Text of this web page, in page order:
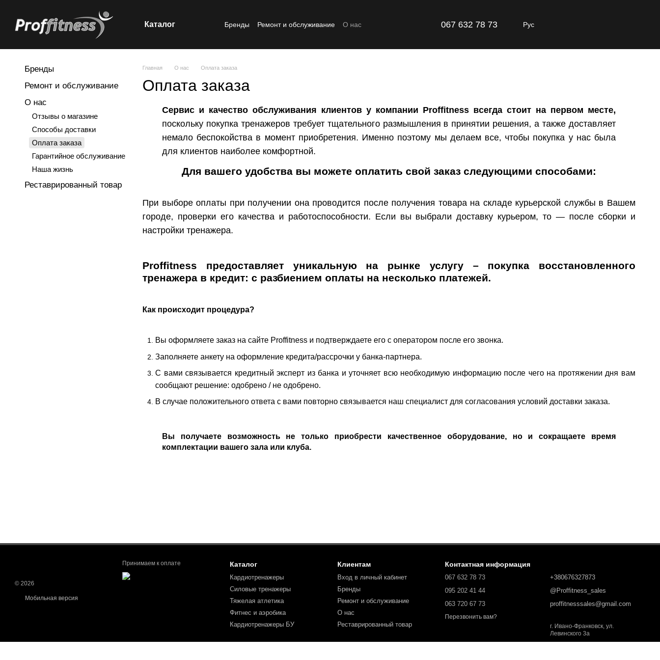
Каталог Бренды Ремонт и обслуживание
О нас
067 632 78 73 Рус
Главная О нас Оплата заказа
Оплата заказа
Сервис и качество обслуживания клиентов у компании Proffitness всегда стоит на первом месте,
поскольку покупка тренажеров требует тщательного размышления в принятии решения, а также доставляет
немало беспокойства в момент приобретения. Именно поэтому мы делаем все, чтобы покупка у нас была
для клиентов наиболее комфортной.
Для вашего удобства вы можете оплатить свой заказ следующими способами:
При выборе оплаты при получении она проводится после получения товара на складе курьерской службы в Вашем
городе, проверки его качества и работоспособности. Если вы выбрали доставку курьером, то — после сборки и
настройки тренажера.
Proffitness предоставляет уникальную на рынке услугу – покупка восстановленного
тренажера в кредит: с разбиением оплаты на несколько платежей.
Как происходит процедура?
Вы оформляете заказ на сайте Proffitness и подтверждаете его с оператором после его звонка.
Заполняете анкету на оформление кредита/рассрочки у банка-партнера.
С вами связывается кредитный эксперт из банка и уточняет всю необходимую информацию после чего на протяжении дня вам
сообщают решение: одобрено / не одобрено.
В случае положительного ответа с вами повторно связывается наш специалист для согласования условий доставки заказа.
Вы получаете возможность не только приобрести качественное оборудование, но и сокращаете время
комплектации вашего зала или клуба.
Бренды
Ремонт и обслуживание
О нас
Отзывы о магазине
Способы доставки
Оплата заказа
Гарантийное обслуживание
Наша жизнь
Реставрированный товар
© 2026
Мобильная версия
Принимаем к оплате Каталог
Кардиотренажеры
Силовые тренажеры
Тяжелая атлетика
Фитнес и аэробика
Кардиотренажеры БУ
Клиентам
Вход в личный кабинет
Бренды
Ремонт и обслуживание
О нас
Реставрированный товар
Контактная информация
067 632 78 73
095 202 41 44
063 720 67 73
Перезвонить вам?
+380676327873
@Proffitness_sales
proffitnesssales@gmail.com
г. Ивано-Франковск, ул.
Левинского 3а